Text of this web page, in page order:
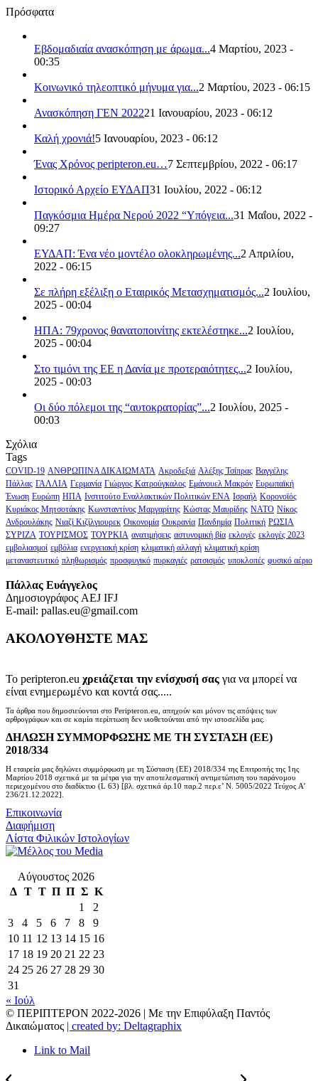
Πρόσφατα
Εβδομαδιαία ανασκόπηση με άρωμα...4 Μαρτίου, 2023 -
00:35
Κοινωνικό τηλεοπτικό μήνυμα για...2 Μαρτίου, 2023 - 06:15
Ανασκόπηση ΓΕΝ 202221 Ιανουαρίου, 2023 - 06:12
Καλή χρονιά!5 Ιανουαρίου, 2023 - 06:12
Ένας Χρόνος peripteron.eu…7 Σεπτεμβρίου, 2022 - 06:17
Ιστορικό Αρχείο ΕΥΔΑΠ31 Ιουλίου, 2022 - 06:12
Παγκόσμια Ημέρα Νερού 2022 “Υπόγεια...31 Μαΐου, 2022 -
09:27
ΕΥΔΑΠ: Ένα νέο μοντέλο ολοκληρωμένης...2 Απριλίου,
2022 - 06:15
Σε πλήρη εξέλιξη ο Εταιρικός Μετασχηματισμός...2 Ιουλίου,
2025 - 00:04
ΗΠΑ: 79χρονος θανατοποινίτης εκτελέστηκε...2 Ιουλίου,
2025 - 00:04
Στο τιμόνι της ΕΕ η Δανία με προτεραιότητες...2 Ιουλίου,
2025 - 00:03
Οι δύο πόλεμοι της “αυτοκρατορίας”...2 Ιουλίου, 2025 -
00:03
Σχόλια
Tags
COVID-19 ΑΝΘΡΩΠΙΝΑ ΔΙΚΑΙΩΜΑΤΑ Ακροδεξιά Αλέξης Τσίπρας Βαγγέλης
Πάλλας ΓΑΛΛΙΑ Γερμανία Γιώργος Κατρούγκαλος Εμάνουελ Μακρόν Ευρωπαϊκή
Ένωση Ευρώπη ΗΠΑ Ινστιτούτο Εναλλακτικών Πολιτικών ΕΝΑ Ισραήλ Κορονοϊός
Κυριάκος Μητσοτάκης Κωνσταντίνος Μαργαρίτης Κώστας Μαυρίδης ΝΑΤΟ Νίκος
Ανδρουλάκης Νιαζί Κιζίλγιουρεκ Οικονομία Ουκρανία Πανδημία Πολιτική ΡΩΣΙΑ
ΣΥΡΙΖΑ ΤΟΥΡΙΣΜΟΣ ΤΟΥΡΚΙΑ ανατιμήσεις αστυνομική βία εκλογές εκλογές 2023
εμβολιασμοί εμβόλια ενεργειακή κρίση κλιματική αλλαγή κλιματική κρίση
μεταναστευτικό πληθωρισμός προσφυγικό πυρκαγιές ρατσισμός υποκλοπές φυσικό αέριο
Πάλλας Ευάγγελος
Δημοσιογράφος AEJ ΙFJ
E-mail: pallas.eu@gmail.com
ΑΚΟΛΟΥΘΗΣΤΕ ΜΑΣ
Το peripteron.eu χρειάζεται την ενίσχυσή σας για να μπορεί να
είναι ενημερωμένο και κοντά σας.....
Τα άρθρα που δημοσιεύονται στο Peripteron.eu, απηχούν και μόνον τις απόψεις των
αρθρογράφων και σε καμία περίπτωση δεν υιοθετούνται από την ιστοσελίδα μας.
ΔΗΛΩΣΗ ΣΥΜΜΟΡΦΩΣΗΣ ΜΕ ΤΗ ΣΥΣΤΑΣΗ (ΕΕ)
2018/334
Η εταιρεία μας δηλώνει συμμόρφωση με τη Σύσταση (ΕΕ) 2018/334 της Επιτροπής της 1ης
Μαρτίου 2018 σχετικά με τα μέτρα για την αποτελεσματική αντιμετώπιση του παράνομου
περιεχομένου στο διαδίκτυο (L 63) [βλ. σχετικά άρ.10 παρ.2 περ.ε’ Ν. 5005/2022 Τεύχος A’
236/21.12.2022].
Επικοινωνία
Διαφήμιση
Λίστα Φιλικών Ιστολογίων
Αύγουστος 2026
Δ Τ Τ Π Π Σ Κ
1
2
3
4 5 6 7 8
9
10 11 12 13 14 15 16
17 18 19 20 21 22 23
24 25 26 27 28 29 30
31
« Ιούλ
© ΠΕΡΙΠΤΕΡΟΝ 2022-2026 | Με την Επιφύλαξη Παντός
Δικαιώματος | created by: Deltagraphix
Link to Mail